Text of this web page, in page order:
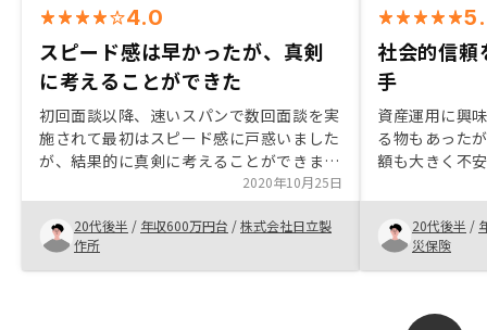
4.0
スピード感は早かったが、真剣
に考えることができた
初回面談以降、速いスパンで数回面談を実
施されて最初はスピード感に戸惑いました
が、結果的に真剣に考えることができまし
た。 私の場合は初めての不動産投資でわ
からないということが大きな不安要素でし
たが、メリットやリスクの説明を丁寧にし
ていただき、これなら許容できると判断し
て購入しました。
2020年10月25日
20代後半 / 年収600万円台 /株式会社日立製
作所
社会的信頼
手
資産運用に興
る物もあった
額も大きく不
りました。 ま
ートでの打ち
かつ円滑に対
手となりまし
20代後半 /
災保険